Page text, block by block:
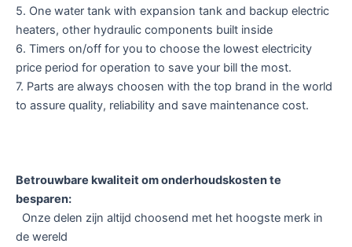
5. One water tank with expansion tank and backup electric
heaters, other hydraulic components built inside
6. Timers on/off for you to choose the lowest electricity
price period for operation to save your bill the most.
7. Parts are always choosen with the top brand in the world
to assure quality, reliability and save maintenance cost.
Betrouwbare kwaliteit om onderhoudskosten te
besparen:
Onze delen zijn altijd choosend met het hoogste merk in
de wereld